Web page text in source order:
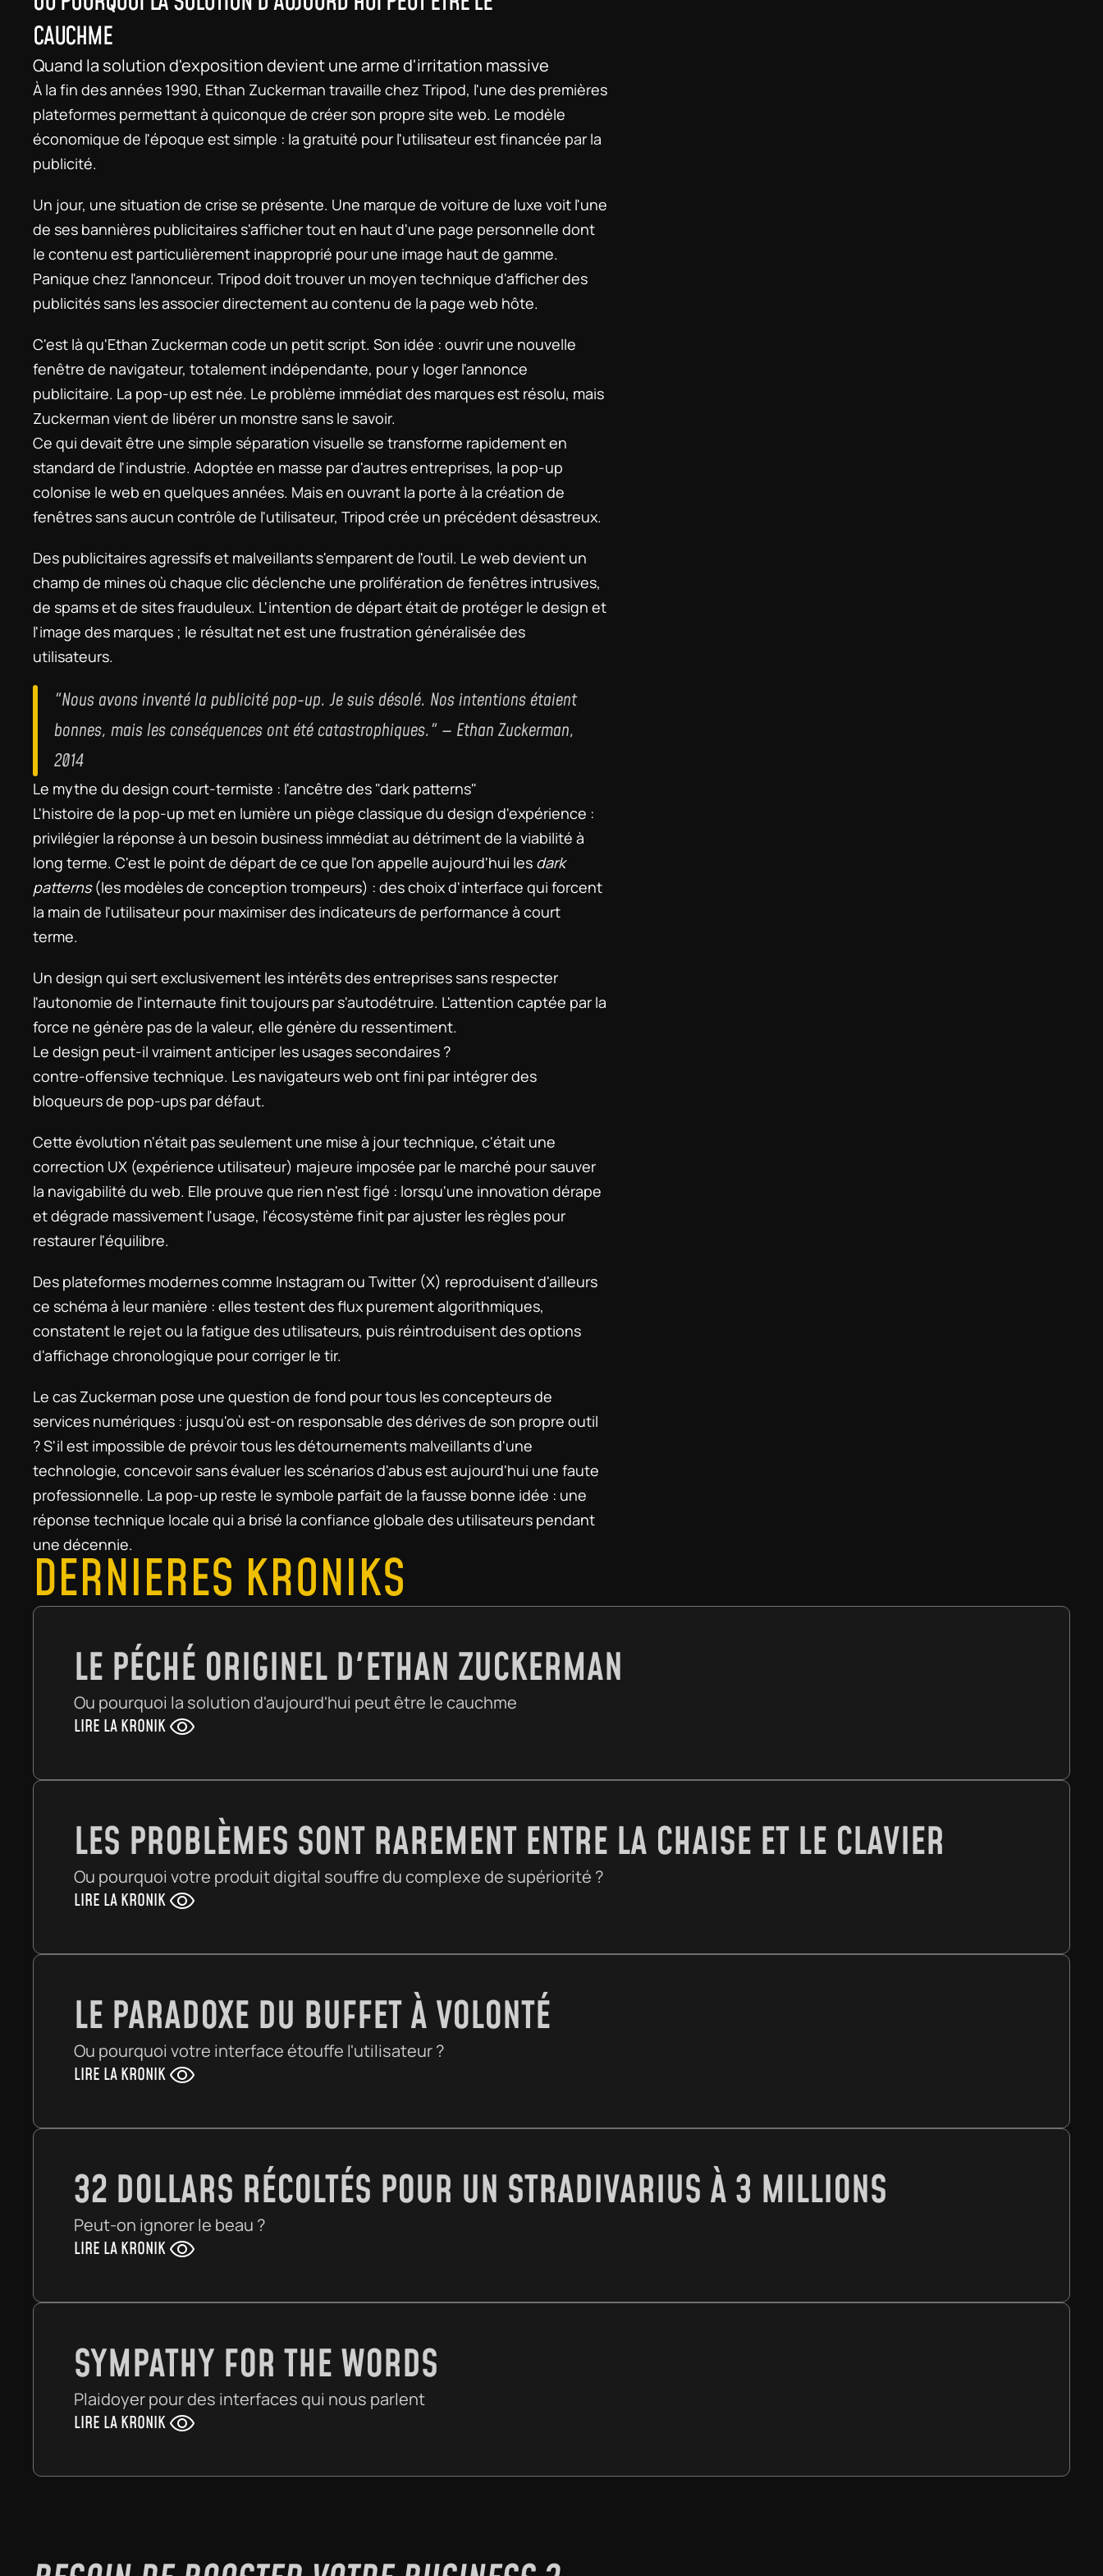
CAUCHME
Quand la solution d'exposition devient une arme d'irritation massive
À la fin des années 1990, Ethan Zuckerman travaille chez Tripod, l'une des premières
plateformes permettant à quiconque de créer son propre site web. Le modèle
économique de l'époque est simple : la gratuité pour l'utilisateur est financée par la
publicité.
Un jour, une situation de crise se présente. Une marque de voiture de luxe voit l'une
de ses bannières publicitaires s'afficher tout en haut d'une page personnelle dont
le contenu est particulièrement inapproprié pour une image haut de gamme.
Panique chez l'annonceur. Tripod doit trouver un moyen technique d'afficher des
publicités sans les associer directement au contenu de la page web hôte.
C'est là qu'Ethan Zuckerman code un petit script. Son idée : ouvrir une nouvelle
fenêtre de navigateur, totalement indépendante, pour y loger l'annonce
publicitaire. La pop-up est née. Le problème immédiat des marques est résolu, mais
Zuckerman vient de libérer un monstre sans le savoir.
Ce qui devait être une simple séparation visuelle se transforme rapidement en
standard de l'industrie. Adoptée en masse par d'autres entreprises, la pop-up
colonise le web en quelques années. Mais en ouvrant la porte à la création de
fenêtres sans aucun contrôle de l'utilisateur, Tripod crée un précédent désastreux.
Des publicitaires agressifs et malveillants s'emparent de l'outil. Le web devient un
champ de mines où chaque clic déclenche une prolifération de fenêtres intrusives,
de spams et de sites frauduleux. L'intention de départ était de protéger le design et
l'image des marques ; le résultat net est une frustration généralisée des
utilisateurs.
"Nous avons inventé la publicité pop-up. Je suis désolé. Nos intentions étaient
bonnes, mais les conséquences ont été catastrophiques." — Ethan Zuckerman,
2014
Le mythe du design court-termiste : l'ancêtre des "dark patterns"
L'histoire de la pop-up met en lumière un piège classique du design d'expérience :
privilégier la réponse à un besoin business immédiat au détriment de la viabilité à
long terme. C'est le point de départ de ce que l'on appelle aujourd'hui les dark
patterns (les modèles de conception trompeurs) : des choix d'interface qui forcent
la main de l'utilisateur pour maximiser des indicateurs de performance à court
terme.
Un design qui sert exclusivement les intérêts des entreprises sans respecter
l'autonomie de l'internaute finit toujours par s'autodétruire. L'attention captée par la
force ne génère pas de la valeur, elle génère du ressentiment.
Le design peut-il vraiment anticiper les usages secondaires ?
contre-offensive technique. Les navigateurs web ont fini par intégrer des
bloqueurs de pop-ups par défaut.
Cette évolution n'était pas seulement une mise à jour technique, c'était une
correction UX (expérience utilisateur) majeure imposée par le marché pour sauver
la navigabilité du web. Elle prouve que rien n'est figé : lorsqu'une innovation dérape
et dégrade massivement l'usage, l'écosystème finit par ajuster les règles pour
restaurer l'équilibre.
Des plateformes modernes comme Instagram ou Twitter (X) reproduisent d'ailleurs
ce schéma à leur manière : elles testent des flux purement algorithmiques,
constatent le rejet ou la fatigue des utilisateurs, puis réintroduisent des options
d'affichage chronologique pour corriger le tir.
Le cas Zuckerman pose une question de fond pour tous les concepteurs de
services numériques : jusqu'où est-on responsable des dérives de son propre outil
? S'il est impossible de prévoir tous les détournements malveillants d'une
technologie, concevoir sans évaluer les scénarios d'abus est aujourd'hui une faute
professionnelle. La pop-up reste le symbole parfait de la fausse bonne idée : une
réponse technique locale qui a brisé la confiance globale des utilisateurs pendant
une décennie.
DERNIÈRES KRONIKS
LE PÉCHÉ ORIGINEL D'ETHAN ZUCKERMAN
Ou pourquoi la solution d'aujourd'hui peut être le cauchme
LIRE LA KRONIK
LES PROBLÈMES SONT RAREMENT ENTRE LA CHAISE ET LE CLAVIER
Ou pourquoi votre produit digital souffre du complexe de supériorité ?
LIRE LA KRONIK
LE PARADOXE DU BUFFET À VOLONTÉ
Ou pourquoi votre interface étouffe l'utilisateur ?
LIRE LA KRONIK
32 DOLLARS RÉCOLTÉS POUR UN STRADIVARIUS À 3 MILLIONS
Peut-on ignorer le beau ?
LIRE LA KRONIK
SYMPATHY FOR THE WORDS
Plaidoyer pour des interfaces qui nous parlent
LIRE LA KRONIK